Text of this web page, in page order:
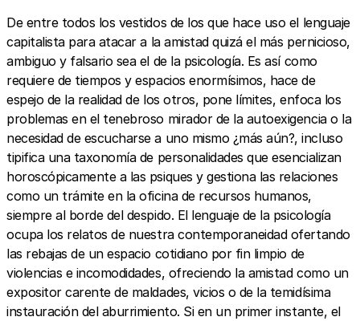
De entre todos los vestidos de los que hace uso el lenguaje
capitalista para atacar a la amistad quizá el más pernicioso,
ambiguo y falsario sea el de la psicología. Es así como
requiere de tiempos y espacios enormísimos, hace de
espejo de la realidad de los otros, pone límites, enfoca los
problemas en el tenebroso mirador de la autoexigencia o la
necesidad de escucharse a uno mismo ¿más aún?, incluso
tipifica una taxonomía de personalidades que esencializan
horoscópicamente a las psiques y gestiona las relaciones
como un trámite en la oficina de recursos humanos,
siempre al borde del despido. El lenguaje de la psicología
ocupa los relatos de nuestra contemporaneidad ofertando
las rebajas de un espacio cotidiano por fin limpio de
violencias e incomodidades, ofreciendo la amistad como un
expositor carente de maldades, vicios o de la temidísima
instauración del aburrimiento. Si en un primer instante, el